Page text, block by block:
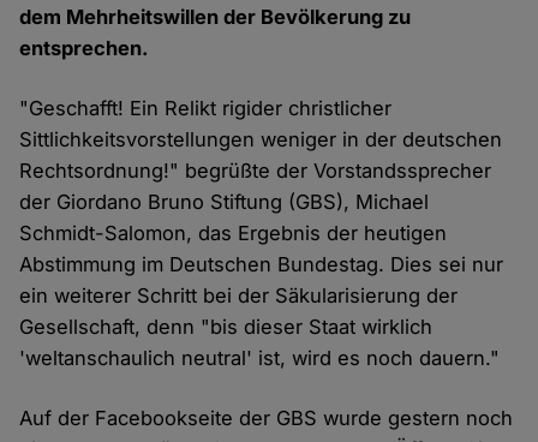
dem Mehrheitswillen der Bevölkerung zu
entsprechen.
"Geschafft! Ein Relikt rigider christlicher
Sittlichkeitsvorstellungen weniger in der deutschen
Rechtsordnung!" begrüßte der Vorstandssprecher
der Giordano Bruno Stiftung (GBS), Michael
Schmidt-Salomon, das Ergebnis der heutigen
Abstimmung im Deutschen Bundestag. Dies sei nur
ein weiterer Schritt bei der Säkularisierung der
Gesellschaft, denn "bis dieser Staat wirklich
'weltanschaulich neutral' ist, wird es noch dauern."
Auf der Facebookseite der GBS wurde gestern noch